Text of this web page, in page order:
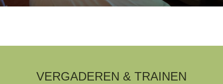
VERGADEREN & TRAINEN